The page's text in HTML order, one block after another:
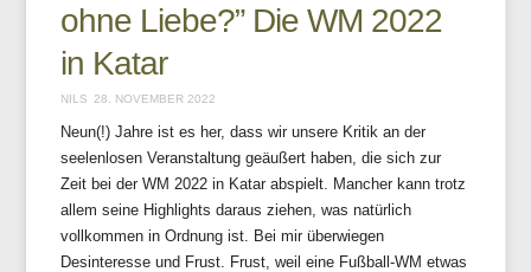
ohne Liebe?” Die WM 2022
in Katar
NILS 28. NOVEMBER 2022
Neun(!) Jahre ist es her, dass wir unsere Kritik an der
seelenlosen Veranstaltung geäußert haben, die sich zur
Zeit bei der WM 2022 in Katar abspielt. Mancher kann trotz
allem seine Highlights daraus ziehen, was natürlich
vollkommen in Ordnung ist. Bei mir überwiegen
Desinteresse und Frust. Frust, weil eine Fußball-WM etwas